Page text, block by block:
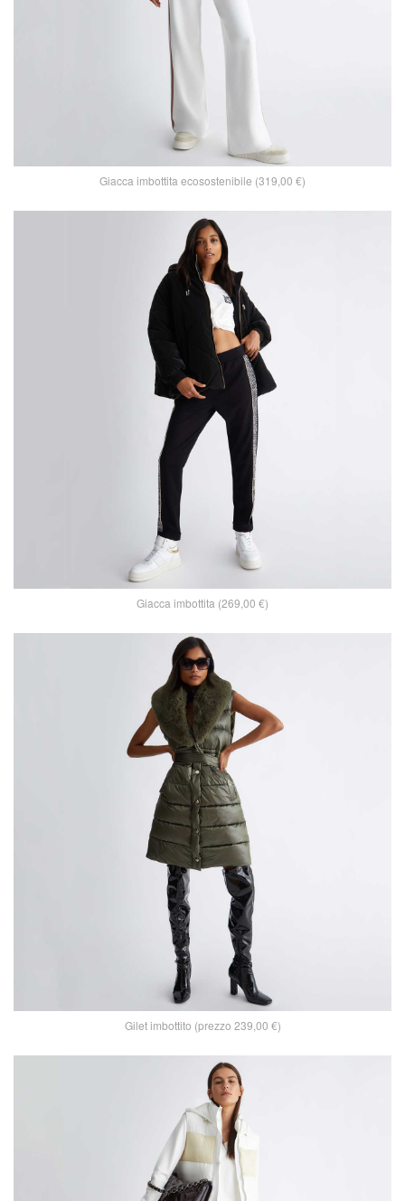
Giacca imbottita ecosostenibile (319,00 €)
Giacca imbottita (269,00 €)
Gilet imbottito (prezzo 239,00 €)